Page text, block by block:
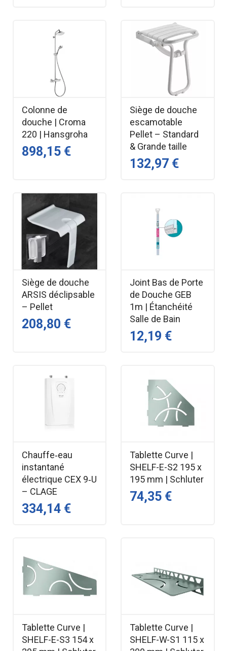
Colonne de
douche | Croma
220 | Hansgroha
898,15 €
Siège de douche
escamotable
Pellet – Standard
& Grande taille
132,97 €
Siège de douche
ARSIS déclipsable
– Pellet
208,80 €
Joint Bas de Porte
de Douche GEB
1m | Étanchéité
Salle de Bain
12,19 €
Chauffe‑eau
instantané
électrique CEX 9‑U
– CLAGE
334,14 €
Tablette Curve |
SHELF-E-S2 195 x
195 mm | Schluter
74,35 €
Tablette Curve |
SHELF-E-S3 154 x
Tablette Curve |
SHELF-W-S1 115 x